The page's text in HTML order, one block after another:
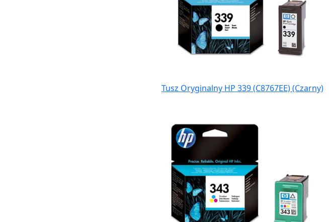
Tusz Oryginalny HP 339 (C8767EE) (Czarny)